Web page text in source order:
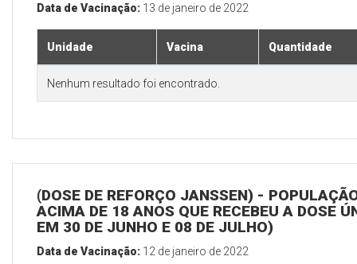
Data de Vacinação: 13 de janeiro de 2022
Unidade Vacina Quantidade
Nenhum resultado foi encontrado.
(DOSE DE REFORÇO JANSSEN) -
ACIMA DE 18 ANOS QUE RECEBEU A DOSE
EM 30 DE JUNHO E 08 DE JULHO)
Data de Vacinação: 12 de janeiro de 2022